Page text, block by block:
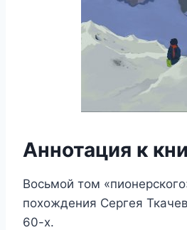
Аннотация к
Восьмой том
похождения Сергея
60-х.